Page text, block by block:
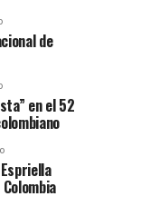
de
en el 52